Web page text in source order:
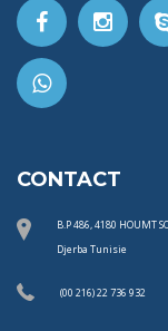
CONTACT
B.P 486, 4180 HOUMT
Djerba Tunisie
(00 216) 22 736 932